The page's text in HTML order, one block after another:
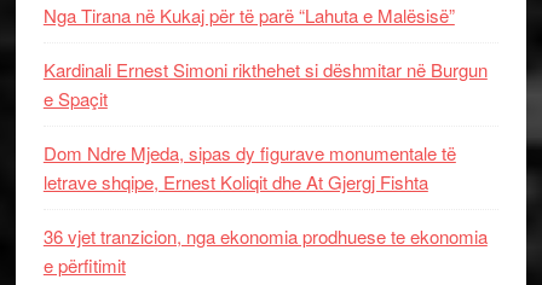
Nga Tirana në Kukaj për të parë “Lahuta e Malësisë”
Kardinali Ernest Simoni rikthehet si dëshmitar në Burgun
e Spaçit
Dom Ndre Mjeda, sipas dy figurave monumentale të
letrave shqipe, Ernest Koliqit dhe At Gjergj Fishta
36 vjet tranzicion, nga ekonomia prodhuese te ekonomia
e përfitimit